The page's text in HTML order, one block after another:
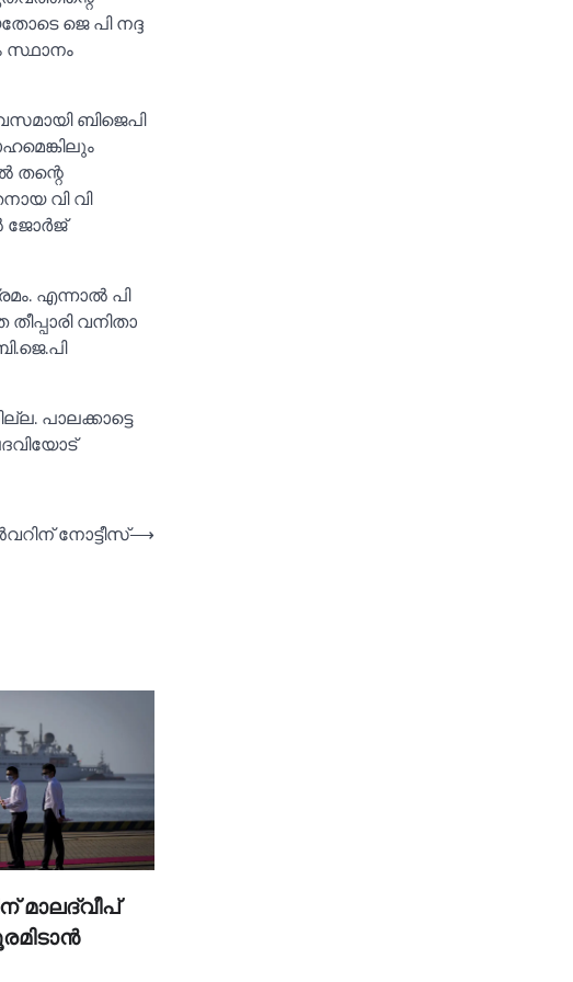
ജെ പി നദ്ദ
സ്ഥാനം
ബിജെപി
തന്റെ
വി വി
ജോർജ്‌
എന്നാല്‍ പി
വനിതാ
പാലക്കാട്ടെ
നോട്ടീസ്⟶
മാലദ്വീപ്